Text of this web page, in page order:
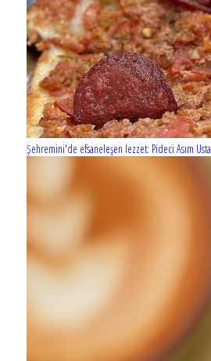
Şehremini'de efsaneleşen lezzet: Pideci Asım Usta